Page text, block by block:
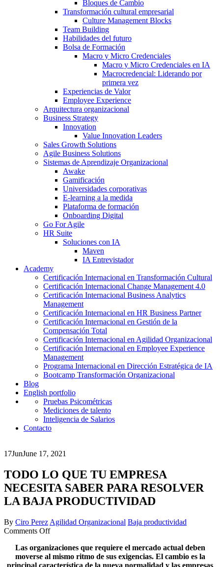
Bloques de Cambio
Transformación cultural empresarial
Culture Management Blocks
Team Building
Habilidades del futuro
Bolsa de Formación
Macro y Micro Credenciales
Macro y Micro Credenciales en IA
Macrocredencial: Liderando por
primera vez
Experiencias de Valor
Employee Experience
Arquitectura organizacional
Business Strategy
Innovation
Value Innovation Leaders
Sales Growth Solutions
Agile Business Solutions
Sistemas de Aprendizaje Organizacional
Awake
Gamificación
Universidades corporativas
E-learning a la medida
Plataforma de formación
Onboarding Digital
Go For Agile
HR Suite
Soluciones con IA
Maven
IA Entrevistador
Academy
Certificación Internacional en Transformación Cultural
Certificación Internacional Change Management 4.0
Certificación Internacional Business Analytics
Management
Certificación Internacional en HR Business Partner
Certificación Internacional en Gestión de la
Compensación Total
Certificación Internacional en Agilidad Organizacional
Certificación Internacional en Employee Experience
Management
Programa Internacional en Dirección Estratégica de IA
Bootcamp Transformación Organizacional
Blog
English portfolio
Pruebas Psicométricas
Mediciones de talento
Inteligencia de Salarios
Contacto
17JunJune 17, 2021
TODO LO QUE TU EMPRESA
NECESITA SABER PARA RESOLVER
LA BAJA PRODUCTIVIDAD
By Ciro Perez Agilidad Organizacional Baja productividad
Comments Offon
LO
QUE
Las organizaciones que requiere el mercado actual deben
moverse al mismo ritmo de sus exigencias. El cambio es la
principal característica de la nueva normalidad y las empresas